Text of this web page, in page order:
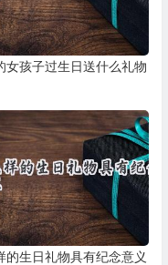
女孩子过生日送什么礼物
的生日礼物具有纪念意义